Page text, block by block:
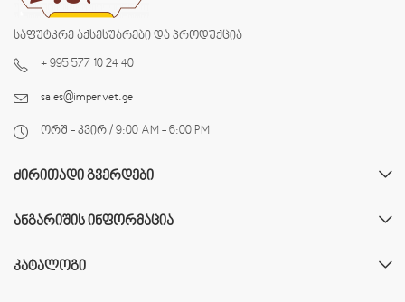
საფუტკრე აქსესუარები და პროდუქცია
+ 995 577 10 24 40
sales@impervet.ge
ორშ - კვირ / 9:00 AM - 6:00 PM
ᲫᲘᲠᲘᲗᲐᲓᲘ ᲒᲕᲔᲠᲓᲔᲑᲘ
ᲐᲜᲒᲐᲠᲘᲨᲘᲡ ᲘᲜᲤᲝᲠᲛᲐᲪᲘᲐ
ᲙᲐᲢᲐᲚᲝᲒᲘ